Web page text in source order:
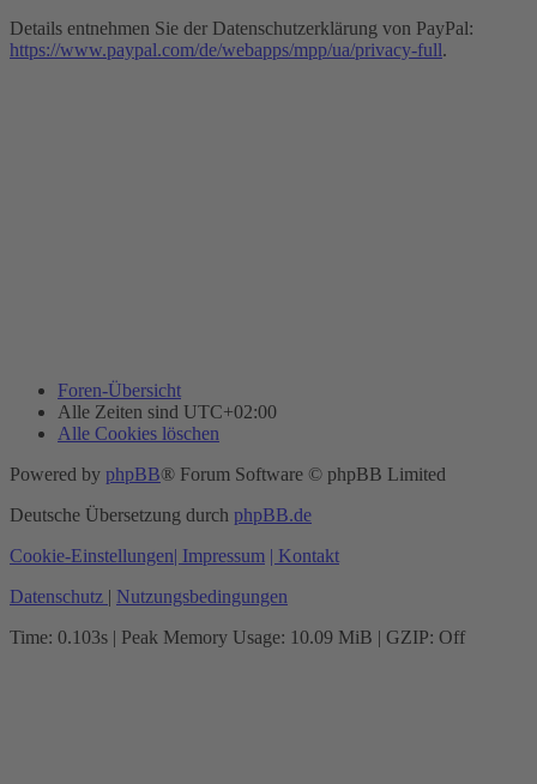
Details entnehmen Sie der Datenschutzerklärung von PayPal:
https://www.paypal.com/de/webapps/mpp/ua/privacy-full.
Foren-Übersicht
Alle Zeiten sind UTC+02:00
Alle Cookies löschen
Powered by phpBB® Forum Software © phpBB Limited
Deutsche Übersetzung durch phpBB.de
Cookie-Einstellungen| Impressum | Kontakt
Datenschutz | Nutzungsbedingungen
Time: 0.103s | Peak Memory Usage: 10.09 MiB | GZIP: Off